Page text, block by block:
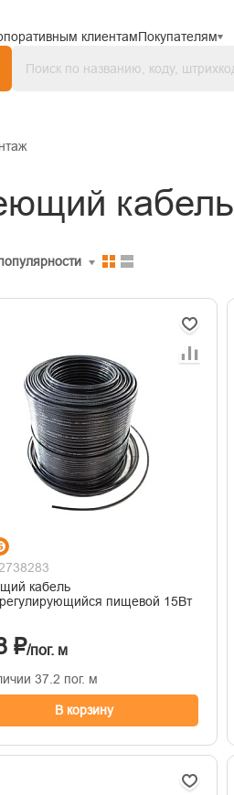
клиентамПокупателям
кабель
кабель
пищевой 15Вт
₽/пог. м
37.2 пог. м
В корзину